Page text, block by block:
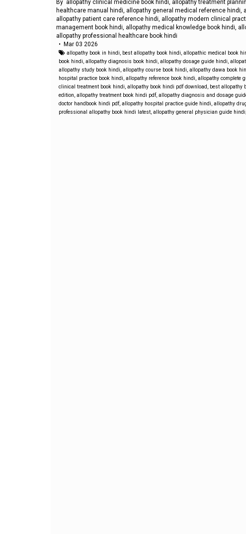
By allopathy clinical medicine book hindi, allopathy treatment
healthcare manual hindi, allopathy general medical reference
allopathy patient care reference hindi, allopathy modern clinical
management book hindi, allopathy medical knowledge book hindi,
allopathy professional healthcare book hindi
• Mar 03 2026
allopathy book in hindi best allopathy book hindi allopathic medical book
book hindi allopathy diagnosis book hindi allopathy dosage guide hindi
allopathy study book hindi allopathy course book hindi allopathy dawa book
hospital practice book hindi allopathy reference book hindi allopathy complete
clinical treatment book hindi allopathy book hindi pdf download best allopathy
edition allopathy treatment book hindi pdf allopathy diagnosis and dosage
doctor handbook hindi pdf allopathy hospital practice guide hindi allopathy
professional allopathy book hindi latest allopathy general physician guide hindi